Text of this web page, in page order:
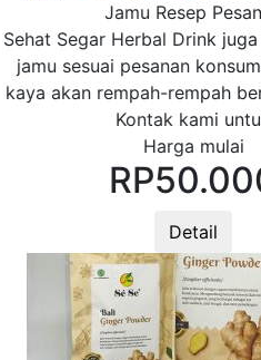
Jamu Resep
Sehat Segar Herbal Drink
jamu sesuai pesanan
kaya akan rempah-rempah
Kontak kami
Harga mulai
RP
Detail